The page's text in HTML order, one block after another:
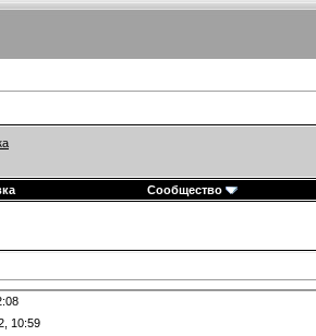
Сообщество
10:59